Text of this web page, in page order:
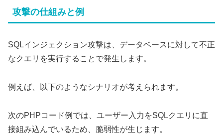
攻撃の仕組みと例
SQLインジェクション攻撃は、データベースに対して不正
なクエリを実行することで発生します。
例えば、以下のようなシナリオが考えられます。
次のPHPコード例では、ユーザー入力をSQLクエリに直
接組み込んでいるため、脆弱性が生じます。